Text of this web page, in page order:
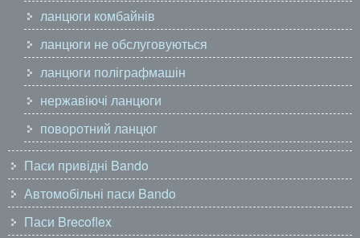
ланцюги комбайнів
ланцюги не обслуговуються
ланцюги поліграфмашін
нержавіючі ланцюги
поворотний ланцюг
Паси привідні Bando
Автомобільні паси Bando
Паси Brecoflex